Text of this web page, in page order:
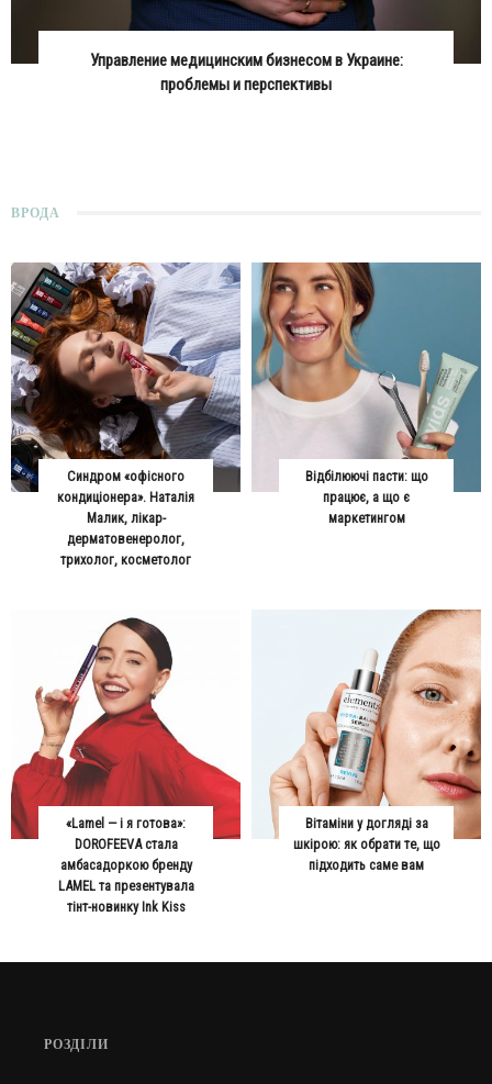
Управление медицинским бизнесом в Украине:
проблемы и перспективы
ВРОДА
Синдром «офісного
кондиціонера». Наталія
Малик, лікар-
дерматовенеролог,
трихолог, косметолог
Відбілюючі пасти: що
працює, а що є
маркетингом
«Lamel — і я готова»:
DOROFEEVA стала
амбасадоркою бренду
LAMEL та презентувала
тінт-новинку Ink Kiss
Вітаміни у догляді за
шкірою: як обрати те, що
підходить саме вам
РОЗДІЛИ